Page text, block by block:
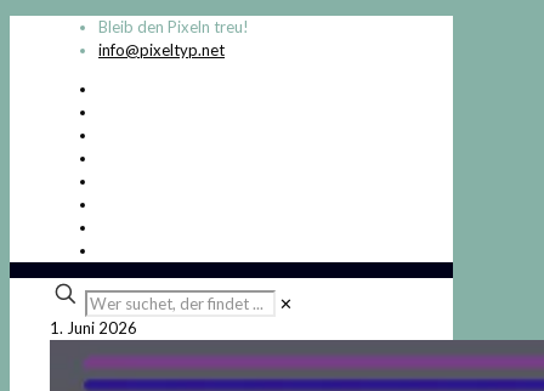
Bleib den Pixeln treu!
info@pixeltyp.net
Wer
suchet,
der
findet
...
✕
1. Juni 2026